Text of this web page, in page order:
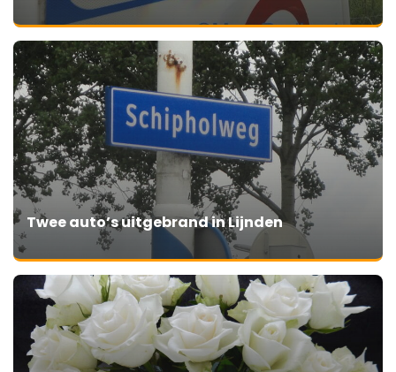
Twee auto’s uitgebrand in Lijnden